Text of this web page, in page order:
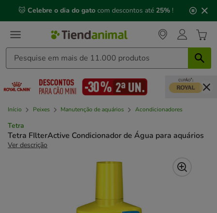
mensagem,
🐱 Celebre o dia do gato com descontos até 25% !
Início Peixes Manutenção de aquários Acondicionadores
Tetra
Tetra FIlterActive Condicionador de Água para aquários
Ver descrição